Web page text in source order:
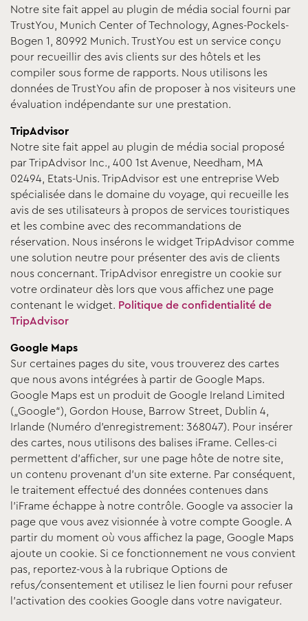
Notre site fait appel au plugin de média social fourni par
TrustYou, Munich Center of Technology, Agnes-Pockels-
Bogen 1, 80992 Munich. TrustYou est un service conçu
pour recueillir des avis clients sur des hôtels et les
compiler sous forme de rapports. Nous utilisons les
données de TrustYou afin de proposer à nos visiteurs une
évaluation indépendante sur une prestation.
TripAdvisor
Notre site fait appel au plugin de média social proposé
par TripAdvisor Inc., 400 1st Avenue, Needham, MA
02494, Etats-Unis. TripAdvisor est une entreprise Web
spécialisée dans le domaine du voyage, qui recueille les
avis de ses utilisateurs à propos de services touristiques
et les combine avec des recommandations de
réservation. Nous insérons le widget TripAdvisor comme
une solution neutre pour présenter des avis de clients
nous concernant. TripAdvisor enregistre un cookie sur
votre ordinateur dès lors que vous affichez une page
contenant le widget. Politique de confidentialité de
TripAdvisor
Google Maps
Sur certaines pages du site, vous trouverez des cartes
que nous avons intégrées à partir de Google Maps.
Google Maps est un produit de Google Ireland Limited
(„Google“), Gordon House, Barrow Street, Dublin 4,
Irlande (Numéro d'enregistrement: 368047). Pour insérer
des cartes, nous utilisons des balises iFrame. Celles-ci
permettent d’afficher, sur une page hôte de notre site,
un contenu provenant d’un site externe. Par conséquent,
le traitement effectué des données contenues dans
l’iFrame échappe à notre contrôle. Google va associer la
page que vous avez visionnée à votre compte Google. A
partir du moment où vous affichez la page, Google Maps
ajoute un cookie. Si ce fonctionnement ne vous convient
pas, reportez-vous à la rubrique Options de
refus/consentement et utilisez le lien fourni pour refuser
l’activation des cookies Google dans votre navigateur.